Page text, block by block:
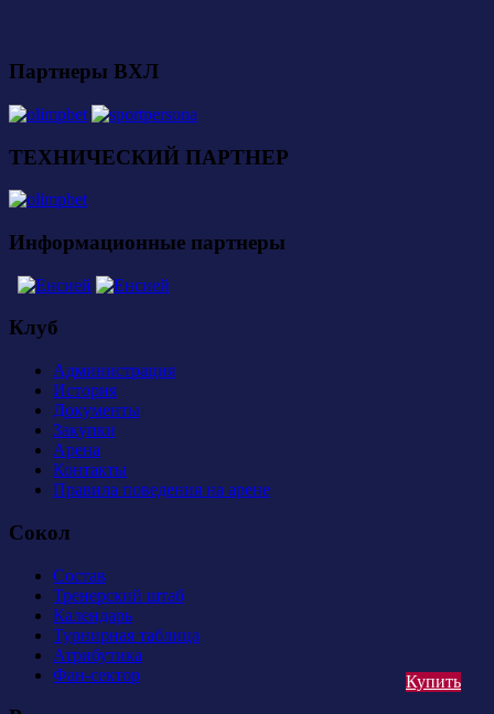
Купить
Партнеры ВХЛ
ТЕХНИЧЕСКИЙ ПАРТНЕР
Информационные партнеры
Клуб
Администрация
История
Документы
Закупки
Арена
Контакты
Правила поведения на арене
Сокол
Состав
Тренерский штаб
Календарь
Турнирная таблица
Атрибутика
Фан-сектор